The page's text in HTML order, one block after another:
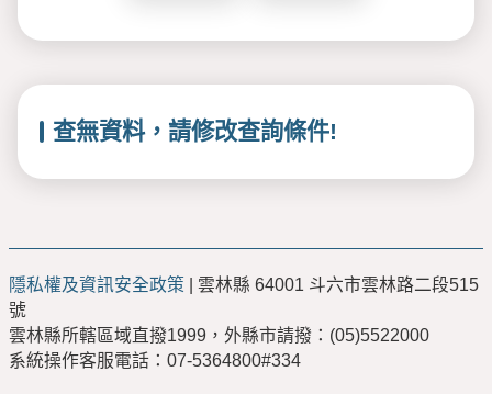
查無資料，請修改查詢條件!
隱私權及資訊安全政策 | 雲林縣 64001 斗六市雲林路二段515
號
雲林縣所轄區域直撥1999，外縣市請撥：(05)5522000
系統操作客服電話：07-5364800#334